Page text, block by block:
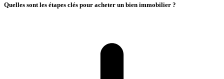
Quelles sont les étapes clés pour acheter un bien immobilier ?